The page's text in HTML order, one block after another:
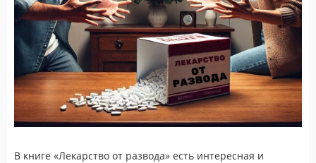
В книге «Лекарство от развода» есть интересная и